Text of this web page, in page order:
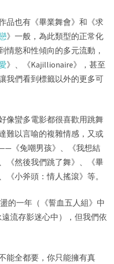
品也有《畢業舞會》和《求
》一般，為此類型的正常化
情慾和性傾向的多元流動，
》、《Kajillionaire》，甚至
我們看到標籤以外的更多可
像蠻多電影都很喜歡用跳舞
難以言喻的複雜情感，又或
《兔嘲男孩》、《我想結
《然後我們跳了舞》、《畢
《小斧頭：情人搖滾》等。
的一年（《誓血五人組》中
遠流存影迷心中），但我們依
能全都要，你只能擁有真